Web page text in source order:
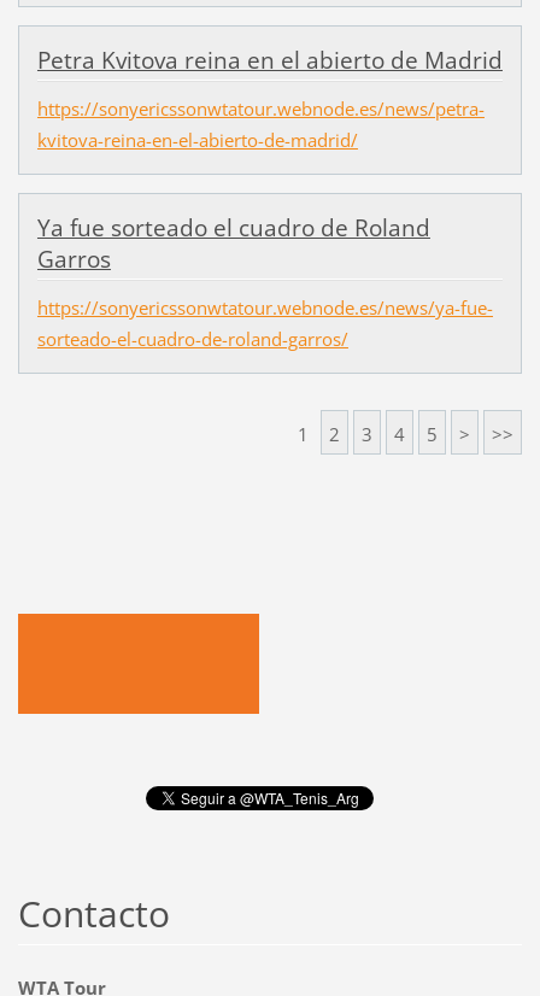
Petra Kvitova reina en el abierto de Madrid
https://sonyericssonwtatour.webnode.es/news/petra-
kvitova-reina-en-el-abierto-de-madrid/
Ya fue sorteado el cuadro de Roland
Garros
https://sonyericssonwtatour.webnode.es/news/ya-fue-
sorteado-el-cuadro-de-roland-garros/
1 2 3 4 5 > >>
Contacto
WTA Tour